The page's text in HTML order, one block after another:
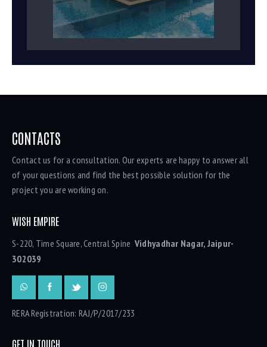
CONTACTS
Contact us for a consultation. Our experts are happy to answer all
of your questions and find the best possible solution for the
project you are working on.
WISH EMPIRE
S-220, Time Square, Central Spine Vidhyadhar Nagar, Jaipur-
302039
RERA Registration: RAJ/P/2017/233
GET IN TOUCH